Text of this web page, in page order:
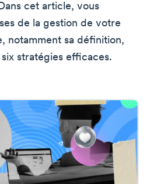
cet article, vous
de la gestion de votre
notamment sa définition,
stratégies efficaces.